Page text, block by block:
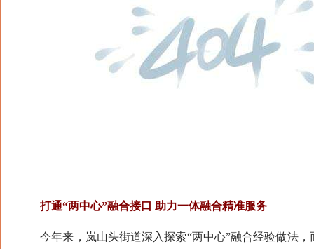
打通“两中心”融合接口 助力一体融合精准服务
今年来，岚山头街道深入探索“两中心”融合经验做法，